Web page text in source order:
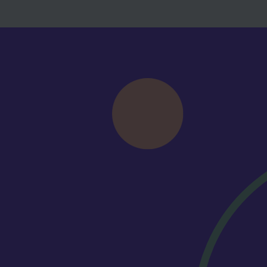
van €2.50 per maand wanneer je
maar zijn nog niet al je vragen
dan contact op met onze recruiter